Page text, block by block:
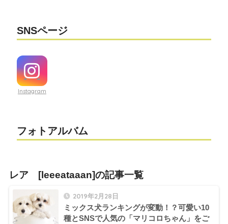
SNSページ
Instagram
フォトアルバム
レア [leeeataaan]の記事一覧
2019年2月28日
ミックス犬ランキングが変動！？可愛い10
種とSNSで人気の「マリコロちゃん」をご